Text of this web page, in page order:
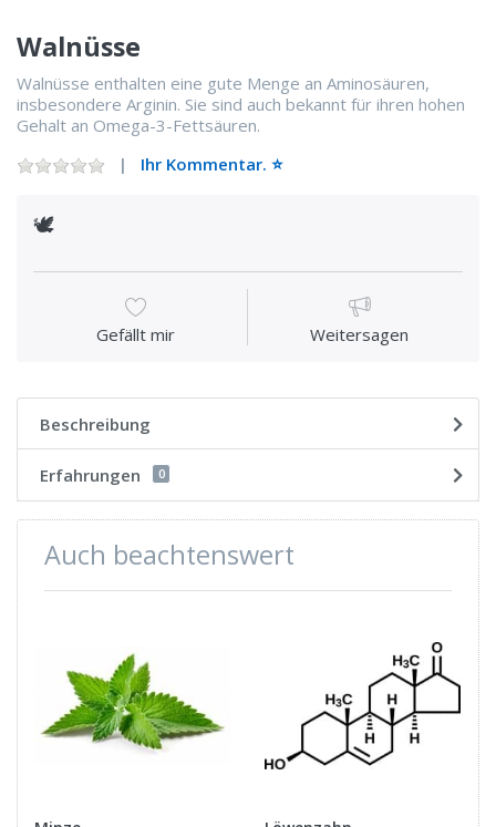
Walnüsse
Walnüsse enthalten eine gute Menge an Aminosäuren,
insbesondere Arginin. Sie sind auch bekannt für ihren hohen
Gehalt an Omega-3-Fettsäuren.
Ihr Kommentar. ⭐️
🕊
Gefällt mir Weitersagen
Beschreibung
Erfahrungen 0
Auch beachtenswert